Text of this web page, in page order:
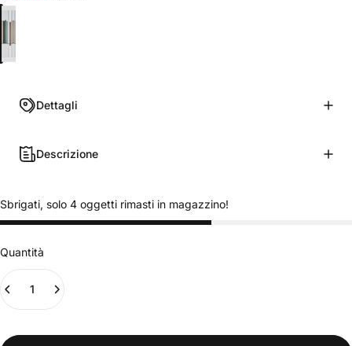
Bianco
Lino
Antracite
Verde
Azzurro Polvere
Crema
Cioccolato
Rosa Tenue
Grigio Perla
Corda
Dettagli
Descrizione
Sbrigati, solo 4 oggetti rimasti in magazzino!
Quantità